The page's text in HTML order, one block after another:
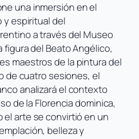
una inmersión en el
y espiritual del
a través del Museo
figura del Beato Angélico,
maestros de la pintura del
de cuatro sesiones, el
analizará el contexto
de la Florencia dominica,
el arte se convirtió en un
belleza y